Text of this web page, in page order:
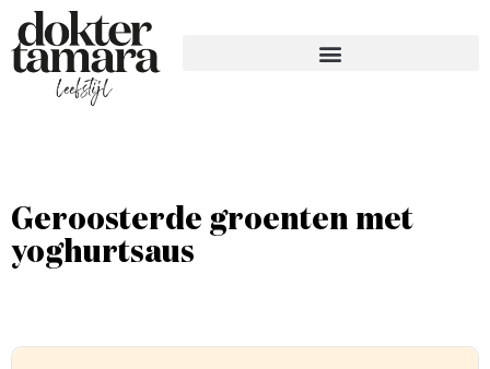
Geroosterde groenten met
yoghurtsaus